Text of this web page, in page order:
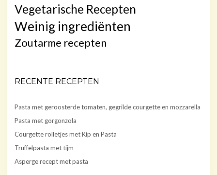
Vegetarische Recepten
Weinig ingrediënten
Zoutarme recepten
RECENTE RECEPTEN
Pasta met geroosterde tomaten, gegrilde courgette en mozzarella
Pasta met gorgonzola
Courgette rolletjes met Kip en Pasta
Truffelpasta met tijm
Asperge recept met pasta